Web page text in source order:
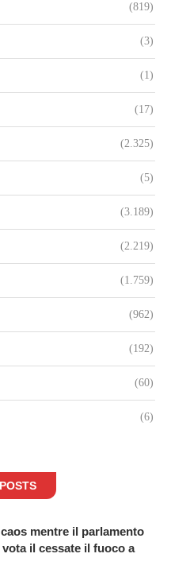
(819)
(3)
(1)
(17)
(2.325)
(5)
(3.189)
(2.219)
(1.759)
(962)
(192)
(60)
(6)
mentre il parlamento
il cessate il fuoco a